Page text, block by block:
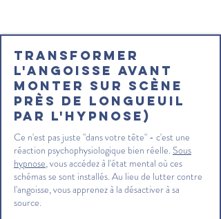
Transformer
l'Angoisse avant
monter sur scène
près de Longueuil
par l'hypnose)
Ce n'est pas juste "dans votre tête" - c'est une
réaction psychophysiologique bien réelle. Sous
hypnose, vous accédez à l'état mental où ces
schémas se sont installés. Au lieu de lutter contre
l'angoisse, vous apprenez à la désactiver à sa
source.